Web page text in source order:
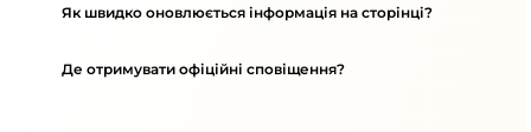
Як швидко оновлюється інформація на сторінці?
Де отримувати офіційні сповіщення?